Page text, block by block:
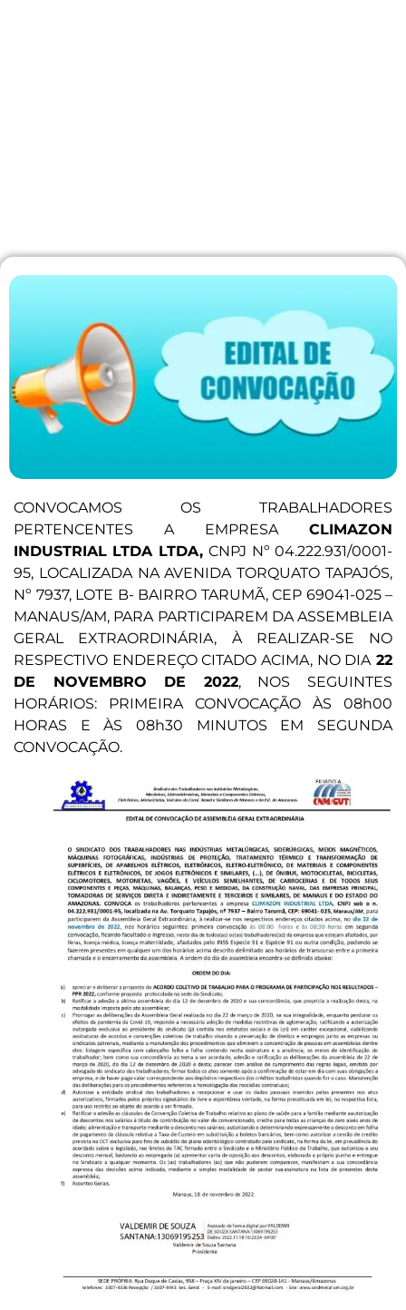
CONVOCAMOS OS TRABALHADORES
PERTENCENTES A EMPRESA CLIMAZON
INDUSTRIAL LTDA LTDA,CNPJ Nº 04.222.931/0001-
95, LOCALIZADA NA AVENIDA TORQUATO TAPAJÓS,
Nº 7937, LOTE B- BAIRRO TARUMÃ, CEP 69041-025 –
MANAUS/AM, PARA PARTICIPAREM DA ASSEMBLEIA
GERAL EXTRAORDINÁRIA, À REALIZAR-SE NO
RESPECTIVO ENDEREÇO CITADO ACIMA, NO DIA22
DE NOVEMBRO DE 2022, NOS SEGUINTES
HORÁRIOS: PRIMEIRA CONVOCAÇÃO ÀS 08h00
HORAS E ÀS 08h30 MINUTOS EM SEGUNDA
CONVOCAÇÃO.